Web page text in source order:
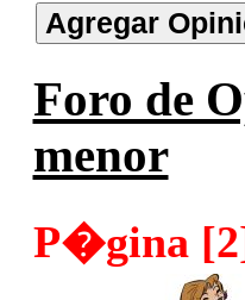
Foro de
menor
P�gina